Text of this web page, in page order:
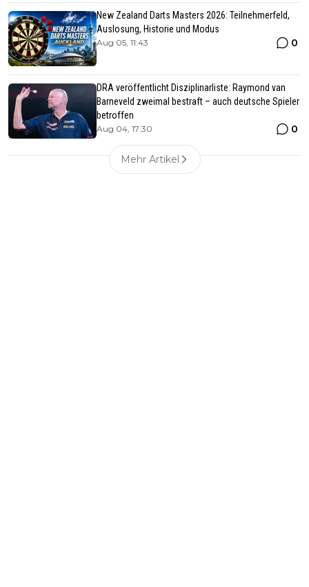
New Zealand Darts Masters 2026: Teilnehmerfeld,
Auslosung, Historie und Modus
Aug 05, 11:43 0
DRA veröffentlicht Disziplinarliste: Raymond van
Barneveld zweimal bestraft – auch deutsche Spieler
betroffen
Aug 04, 17:30 0
Mehr Artikel